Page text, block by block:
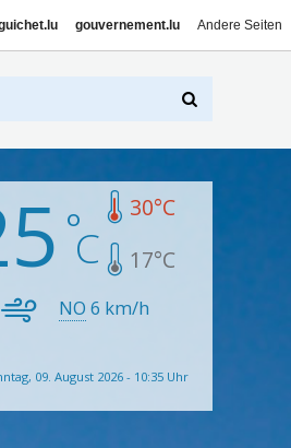
gouvernement.lu Andere Seiten
30°C
17°C
NO 6 km/h
09. August 2026 - 10:35 Uhr